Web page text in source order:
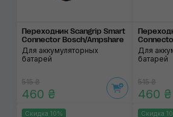
Переходник Scangrip Smart
Connector Bosch/Ampshare
Для аккумуляторных
батарей
515 ₴
460 ₴
Для
батарей
515 ₴
460 ₴
Скидка 10% Скидка